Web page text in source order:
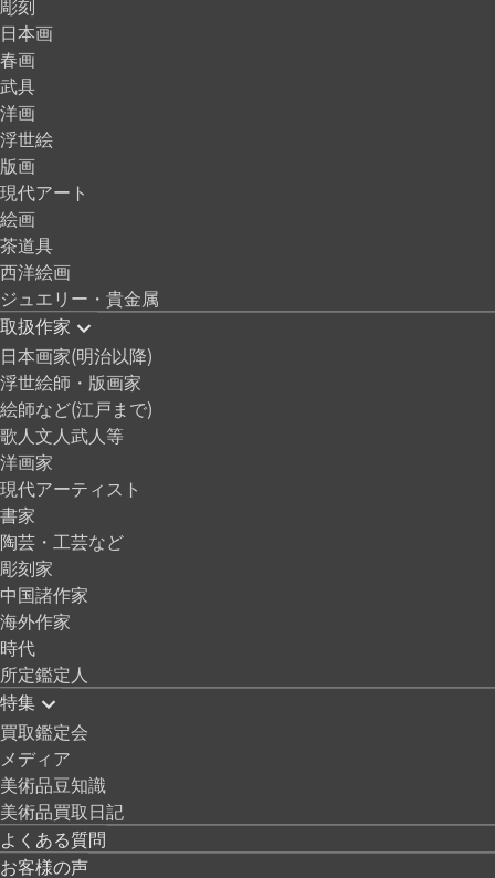
彫刻
日本画
春画
武具
洋画
浮世絵
版画
現代アート
絵画
茶道具
西洋絵画
ジュエリー・貴金属
取扱作家
日本画家(明治以降)
浮世絵師・版画家
絵師など(江戸まで)
歌人文人武人等
洋画家
現代アーティスト
書家
陶芸・工芸など
彫刻家
中国諸作家
海外作家
時代
所定鑑定人
特集
買取鑑定会
メディア
美術品豆知識
美術品買取日記
よくある質問
お客様の声